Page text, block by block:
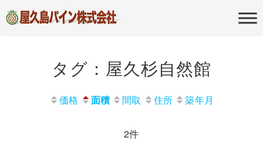
屋久島パイン
株式会社
のポータルサイト
タグ：屋久杉自然館
価格 面積 間取 住所 築年月
2件